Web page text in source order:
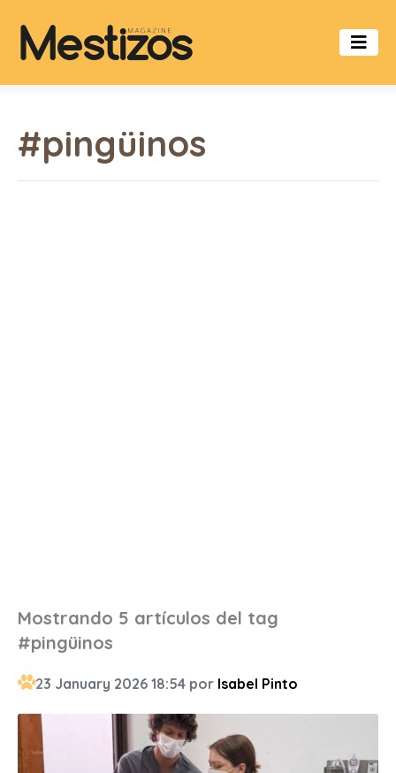
#pingüinos
Mostrando 5 artículos del tag
#pingüinos
23 January 2026 18:54 por Isabel Pinto